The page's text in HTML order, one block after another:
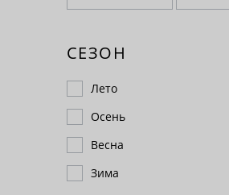
СЕЗОН
Лето
Осень
Весна
Зима